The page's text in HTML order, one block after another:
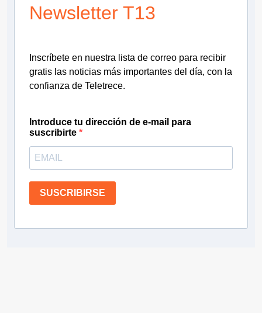
Newsletter T13
Inscríbete en nuestra lista de correo para recibir
gratis las noticias más importantes del día, con la
confianza de Teletrece.
Introduce tu dirección de e-mail para
suscribirte
SUSCRIBIRSE